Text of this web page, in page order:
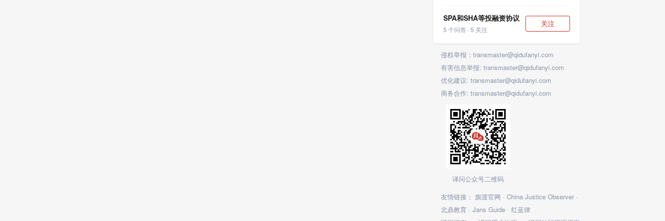
SPA和SHA等投融资协议
5 个问答 · 5 关注
关注
侵权举报：transmaster@qidufanyi.com
有害信息举报: transmaster@qidufanyi.com
优化建议: transmaster@qidufanyi.com
商务合作: transmaster@qidufanyi.com
译问公众号二维码
友情链接： 旗渡官网 · China Justice Observer ·
北鼎教育 · Jans Guide · 红蓝律